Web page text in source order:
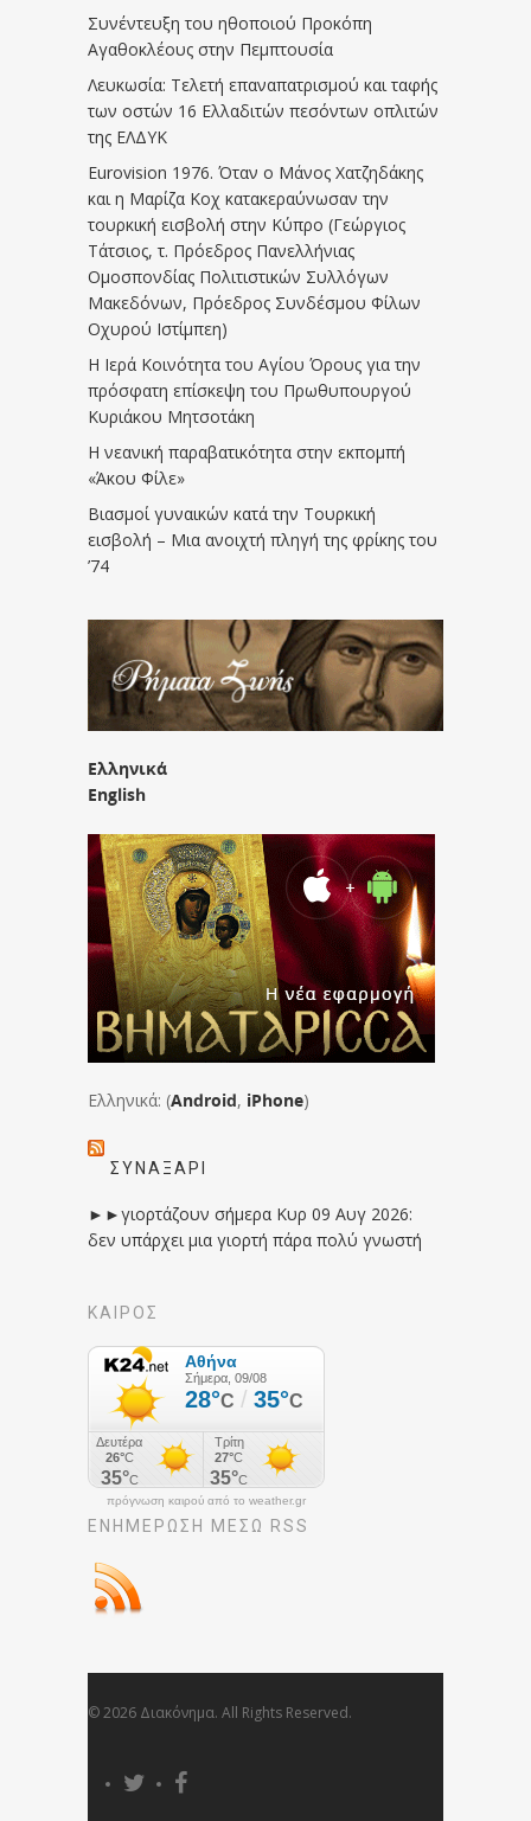
Συνέντευξη του ηθοποιού Προκόπη
Αγαθοκλέους στην Πεμπτουσία
Λευκωσία: Τελετή επαναπατρισμού και ταφής
των οστών 16 Ελλαδιτών πεσόντων οπλιτών
της ΕΛΔΥΚ
Eurovision 1976. Όταν ο Μάνος Χατζηδάκης
και η Μαρίζα Κοχ κατακεραύνωσαν την
τουρκική εισβολή στην Κύπρο (Γεώργιος
Τάτσιος, τ. Πρόεδρος Πανελλήνιας
Ομοσπονδίας Πολιτιστικών Συλλόγων
Μακεδόνων, Πρόεδρος Συνδέσμου Φίλων
Οχυρού Ιστίμπεη)
Η Ιερά Κοινότητα του Αγίου Όρους για την
πρόσφατη επίσκεψη του Πρωθυπουργού
Κυριάκου Μητσοτάκη
Η νεανική παραβατικότητα στην εκπομπή
«Άκου Φίλε»
Βιασμοί γυναικών κατά την Τουρκική
εισβολή – Μια ανοιχτή πληγή της φρίκης του
’74
Ελληνικά
English
Ελληνικά: (Android, iPhone)
ΣΥΝΑΞΆΡΙ
►►γιορτάζουν σήμερα Κυρ 09 Αυγ 2026:
δεν υπάρχει μια γιορτή πάρα πολύ γνωστή
ΚΑΙΡΟΣ
πρόγνωση καιρού από το weather.gr
ΕΝΗΜΈΡΩΣΉ ΜΕΣΩ RSS
© 2026 Διακόνημα. All Rights Reserved.